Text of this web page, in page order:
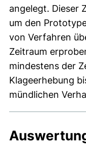
angelegt. Dieser
um den
von Verfahren
Zeitraum
mindestens der
Klageerhebung
mündlichen